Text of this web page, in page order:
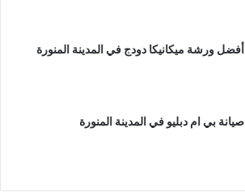
أفضل ورشة ميكانيكا دودج في المدينة المنورة
صيانة بي ام دبليو في المدينة المنورة